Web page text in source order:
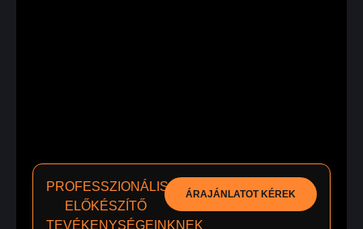
PROFESSZIONÁLIS
ELŐKÉSZÍTŐ
TEVÉKENYSÉGEINKNEK
ÁRAJÁNLATOT KÉREK